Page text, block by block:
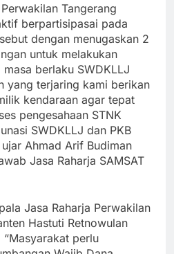
Tangerang
berpartisipasai pada
dengan menugaskan 2
untuk melakukan
berlaku SWDKLLJ
yang terjaring kami berikan
kendaraan agar tepat
pengesahaan STNK
SWDKLLJ dan PKB
Ahmad Arif Budiman
Jasa Raharja SAMSAT
Jasa Raharja Perwakilan
Hastuti Retnowulan
perlu